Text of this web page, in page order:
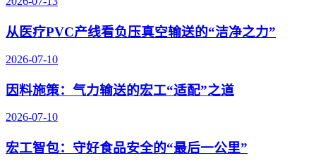
从医疗PVC产线看负压真空输送的“洁净之力”
2026-07-10
因料施策：气力输送的宏工“适配”之道
2026-07-10
宏工智包：守好食品安全的“最后一公里”